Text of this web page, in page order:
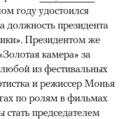
году удостоился
должность президента
Президентом же
камера» за
из фестивальных
и режиссер Монья
по ролям в фильмах
председателем